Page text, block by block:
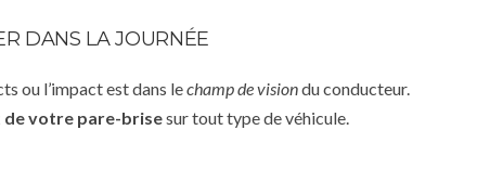
DANS LA JOURNÉE
ou l’impact est dans lechamp de visiondu conducteur.
de votre pare-brisesur tout type de véhicule.